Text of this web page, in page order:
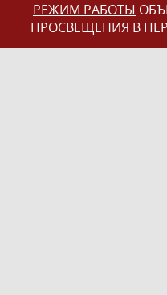
РЕЖИМ РАБОТЫ
ПРОСВЕЩЕНИЯ В